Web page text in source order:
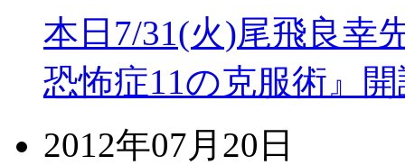
本日7/31(火)尾飛良幸
恐怖症11の克服術』
2012年07月20日